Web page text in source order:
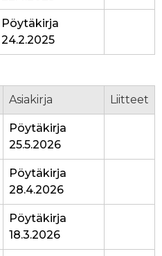
Pöytäkirja
24.2.2025
Asiakirja Liitteet
Pöytäkirja
25.5.2026
Pöytäkirja
28.4.2026
Pöytäkirja
18.3.2026